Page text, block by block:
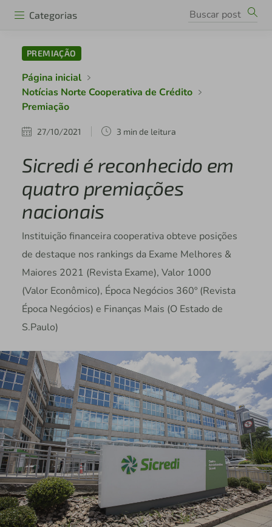
Categorias
PREMIAÇÃO
Página inicial
Notícias Norte Cooperativa de Crédito
Premiação
27/10/2021 3 min de leitura
Sicredi é reconhecido em
quatro premiações
nacionais
Instituição financeira cooperativa obteve posições
de destaque nos rankings da Exame Melhores &
Maiores 2021 (Revista Exame), Valor 1000
(Valor Econômico), Época Negócios 360º (Revista
Época Negócios) e Finanças Mais (O Estado de
S.Paulo)